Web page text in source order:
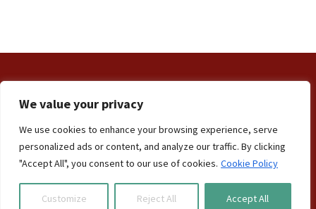
We value your privacy
We use cookies to enhance your browsing experience, serve
personalized ads or content, and analyze our traffic. By clicking
"Accept All", you consent to our use of cookies. Cookie Policy
Customize Reject All Accept All
Contact Us
Terms and Conditions
Privacy & Cookie Policy
© 2026 - Vaso Home Therapy